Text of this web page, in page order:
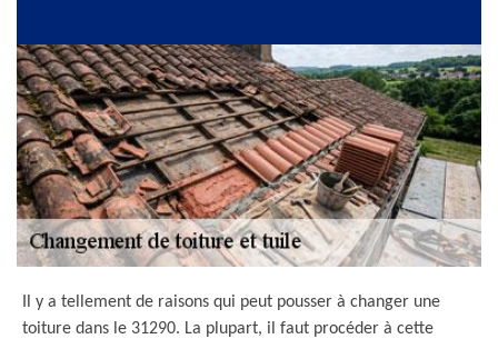
Il y a tellement de raisons qui peut pousser à changer une
toiture dans le 31290. La plupart, il faut procéder à cette